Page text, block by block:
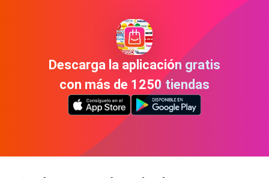
Descarga la aplicación gratis
con más de 1250 tiendas